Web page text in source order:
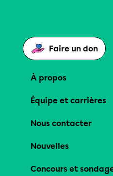
Faire un don
À propos
Équipe et carrières
Nous contacter
Nouvelles
Concours et